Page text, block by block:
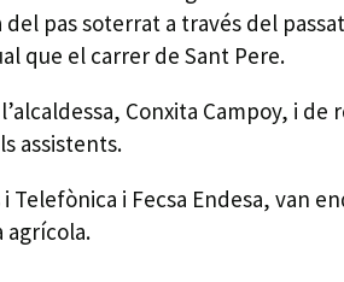
pas soterrat a través del
que el carrer de Sant Pere.
Conxita Campoy, i de
assistents.
i Fecsa Endesa, van
agrícola.